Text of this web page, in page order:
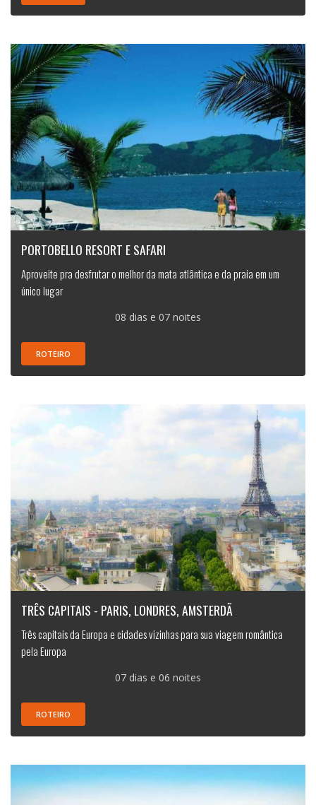
PORTOBELLO RESORT E SAFARI
Aproveite pra desfrutar o melhor da mata atlântica e da praia em um
único lugar
08 dias e 07 noites
ROTEIRO
TRÊS CAPITAIS - PARIS, LONDRES, AMSTERDÃ
Três capitais da Europa e cidades vizinhas para sua viagem romântica
pela Europa
07 dias e 06 noites
ROTEIRO